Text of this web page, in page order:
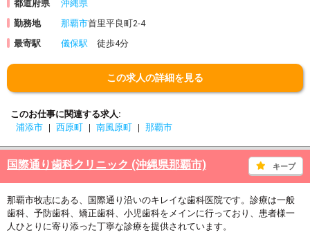
都道府県
沖縄県
勤務地
那覇市首里平良町2-4
最寄駅
儀保駅 徒歩4分
この求人の詳細を見る
このお仕事に関連する求人
浦添市
西原町 南風原町 那覇市
キープ
国際通り歯科クリニック (沖縄県那覇市)
那覇市牧志にある、国際通り沿いのキレイな歯科医院です。診療は一般
歯科、予防歯科、矯正歯科、小児歯科をメインに行っており、患者様一
人ひとりに寄り添った丁寧な診療を提供されています。